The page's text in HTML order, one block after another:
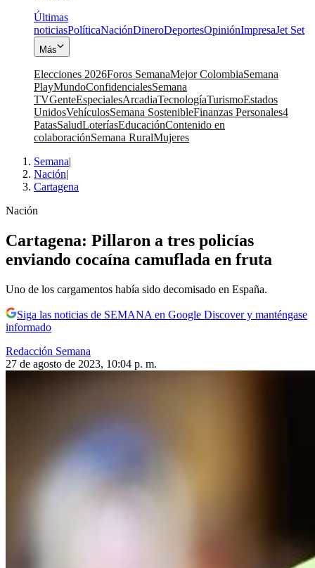
Últimas
noticiasPolíticaNaciónDineroDeportesOpiniónImpresaJet Set
Más
Elecciones 2026Foros SemanaMejor ColombiaSemana
PlayMundoConfidencialesSemana
TVGenteEspecialesArcadiaTecnologíaTurismoEstados
UnidosVehículosSemana SostenibleFinanzas Personales4
PatasSaludLoteríasEducaciónContenido en
colaboraciónSemana RuralMujeres
Semana|
Nación|
Cartagena
Nación
Cartagena: Pillaron a tres policías
enviando cocaína camuflada en fruta
Uno de los cargamentos había sido decomisado en España.
Siga las noticias de SEMANA en Google Discover y manténgase
informado
Redacción Semana
27 de agosto de 2023, 10:04 p. m.